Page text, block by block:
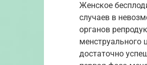
Женское
случаев в
органов
менструального
достаточно